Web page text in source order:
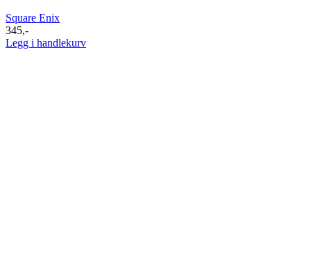
Square Enix
345,-
Legg i handlekurv